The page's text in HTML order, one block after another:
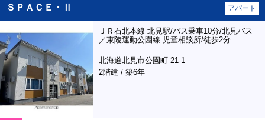
ＳＰＡＣＥ・Ⅱ アパート
ＪＲ石北本線 北見駅/バス乗車10分/北見バス
／東陵運動公園線 児童相談所/徒歩2分
北海道北見市公園町 21-1
2階建 / 築6年